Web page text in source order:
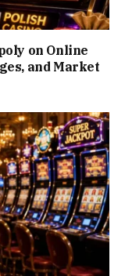
on Online
and Market